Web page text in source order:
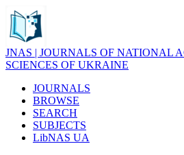
JNAS | JOURNALS OF NATIONAL
SCIENCES OF UKRAINE
JOURNALS
BROWSE
SEARCH
SUBJECTS
LibNAS UA